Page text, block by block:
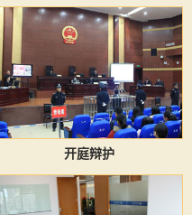
开庭辩护